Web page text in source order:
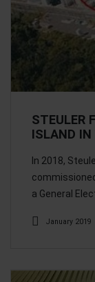
STEULER
ISLAND IN
In 2018,
a General
January 2019